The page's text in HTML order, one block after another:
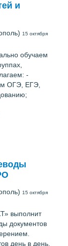
и
15 октября
обучаем
-
ОГЭ, ЕГЭ,
15 октября
выполнит
документов
день в день.